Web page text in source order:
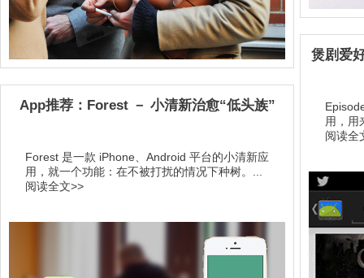
煲剧爱
用，用
阅读全
App推荐：Forest － 小清新治愈“低头族”
Forest 是一款 iPhone、Android 平台的小清新应
用，就一个功能：在不被打扰的情况下种树。...
阅读全文>>